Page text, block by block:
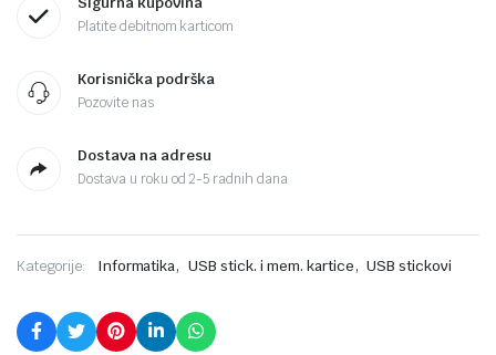
Platite debitnom karticom
Korisnička podrška
Pozovite nas
Dostava na adresu
Dostava u roku od 2-5 radnih dana
Kategorije: Informatika, USB stick. i mem. kartice, USB stickovi